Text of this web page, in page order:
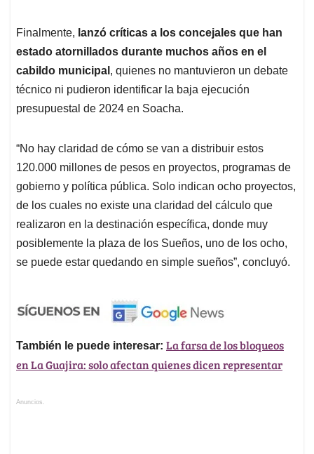
Finalmente, lanzó críticas a los concejales que han
estado atornillados durante muchos años en el
cabildo municipal , quienes no mantuvieron un debate
técnico ni pudieron identificar la baja ejecución
presupuestal de 2024 en Soacha.
“No hay claridad de cómo se van a distribuir estos
120.000 millones de pesos en proyectos, programas de
gobierno y política pública. Solo indican ocho proyectos,
de los cuales no existe una claridad del cálculo que
realizaron en la destinación específica, donde muy
posiblemente la plaza de los Sueños, uno de los ocho,
se puede estar quedando en simple sueños”, concluyó.
También le puede interesar: La farsa de los bloqueos
en La Guajira: solo afectan quienes dicen representar
Anuncios.